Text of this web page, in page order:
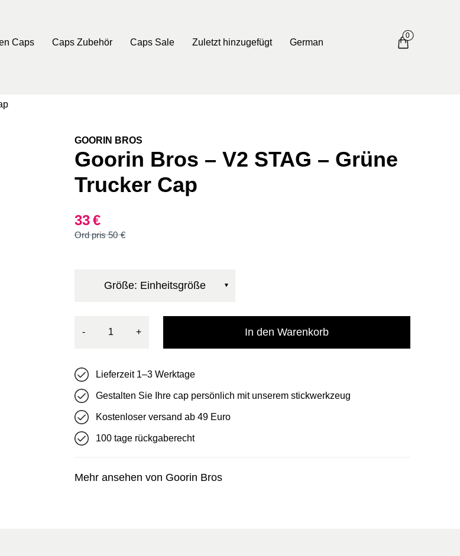
Caps Caps Zubehör Caps Sale Zuletzt hinzugefügt German
0
GOORIN BROS
Goorin Bros – V2 STAG – Grüne
Trucker Cap
50 €
Ursprünglicher
Preis
33€
Aktueller
Preis
Größe: Einheitsgröße
- + In den Warenkorb
Lieferzeit 1–3 Werktage
Gestalten Sie Ihre cap persönlich mit unserem stickwerkzeug
Kostenloser versand ab 49 Euro
100 tage rückgaberecht
Mehr ansehen von Goorin Bros